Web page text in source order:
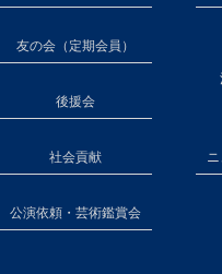
友の会（定期会員）
後援会
社会貢献
公演依頼・芸術鑑賞会